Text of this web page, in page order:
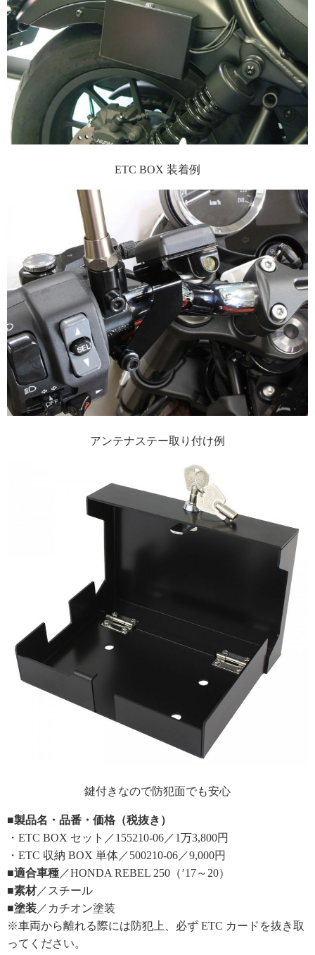
ETC BOX 装着例
アンテナステー取り付け例
鍵付きなので防犯面でも安心
■製品名・品番・価格（税抜き）
・ETC BOX セット／155210-06／1万3,800円
・ETC 収納 BOX 単体／500210-06／9,000円
■適合車種 ／HONDA REBEL 250（’17～20）
■素材／スチール
■塗装 ／カチオン塗装
※車両から離れる際には防犯上、必ず ETC カードを抜き取
ってください。